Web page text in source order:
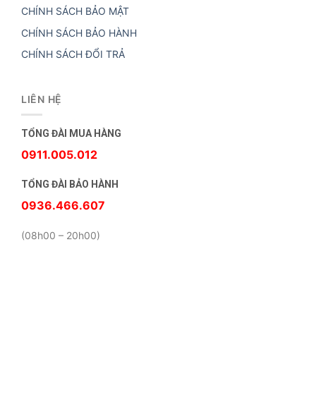
CHÍNH SÁCH BẢO MẬT
CHÍNH SÁCH BẢO HÀNH
CHÍNH SÁCH ĐỔI TRẢ
LIÊN HỆ
TỔNG ĐÀI MUA HÀNG
0911.005.012
TỔNG ĐÀI BẢO HÀNH
0936.466.607
(08h00 – 20h00)